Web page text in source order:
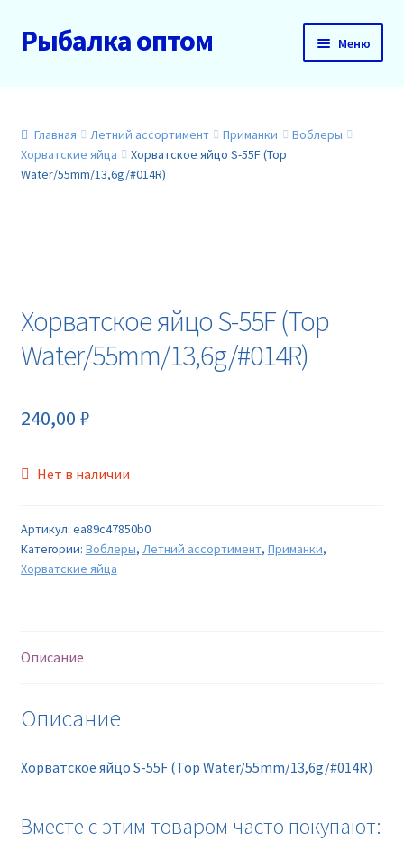
Перейти
к
Перейти
к
Рыбалка оптом Меню
О нас
Доставка и оплата
Прайс
Контакты
Главная Летний ассортимент Приманки
Воблеры
Хорватские яйца
Хорватское яйцо S-55F (Top
Water/55mm/13,6g/#014R)
Хорватское яйцо S-55F (Top
Water/55mm/13,6g/#014R)
240,00 ₽
Нет в наличии
Артикул: ea89c47850b0
Категории: Воблеры, Летний ассортимент, Приманки,
Хорватские яйца
Описание
Описание
Хорватское яйцо S-55F (Top Water/55mm/13,6g/#014R)
Вместе с этим товаром часто покупают: